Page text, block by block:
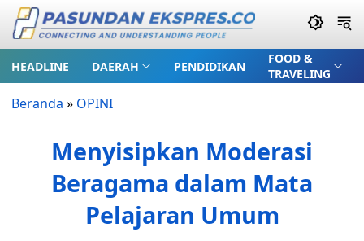
HEADLINE DAERAH PENDIDIKAN
FOOD &
TRAVELING
Beranda » OPINI
Menyisipkan Moderasi
Beragama dalam Mata
Pelajaran Umum